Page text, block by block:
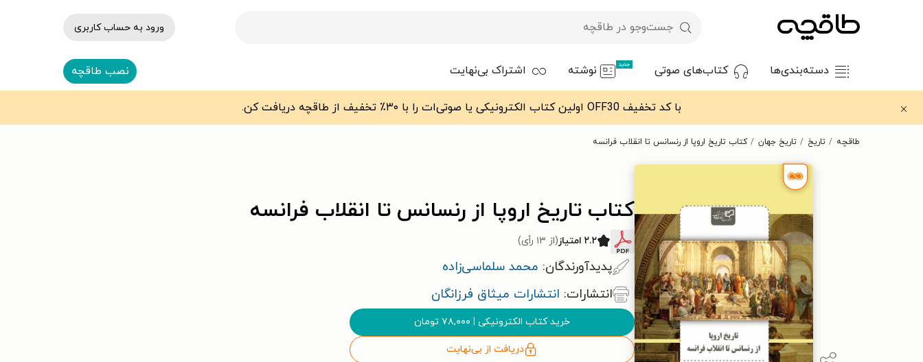
ورود به حساب کاربری
دسته‌بندی‌ها کتاب‌های صوتی جدید نوشته اشتراک بی‌نهایت نصب طاقچه
با کد تخفیف OFF30 اولین کتاب الکترونیکی یا صوتی‌ات را با ۳۰٪ تخفیف از طاقچه دریافت کن.
طاقچه تاریخ تاریخ جهان کتاب تاریخ اروپا از رنسانس تا انقلاب فرانسه
کتاب تاریخ اروپا از رنسانس تا انقلاب فرانسه
۲.۲ امتیاز (از ۱۳ رأی)
پدیدآورندگان: محمد سلماسی‌زاده
انتشارات: انتشارات میثاق فرزانگان
خرید کتاب الکترونیکی ۷۸,۰۰۰ تومان
دریافت از بی‌نهایت